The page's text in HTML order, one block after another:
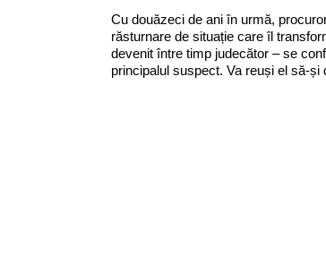
Cu douăzeci de ani în urmă,
răsturnare de situație care îl
devenit între timp judecător – se
principalul suspect. Va reuși el să-